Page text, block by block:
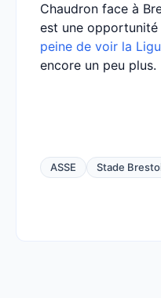
Chaudron face à
est une opportunité
peine de voir la
encore un peu plus.
ASSE Stade